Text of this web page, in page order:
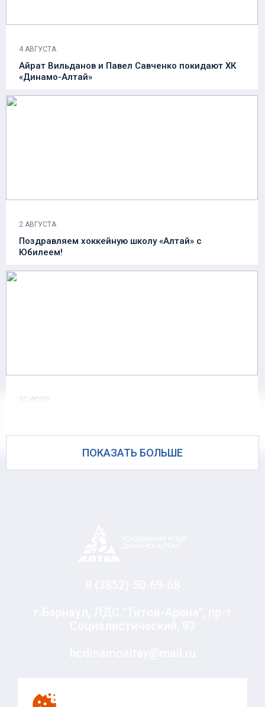
4 АВГУСТА
Айрат Вильданов и Павел Савченко покидают ХК
«Динамо-Алтай»
2 АВГУСТА
Поздравляем хоккейную школу «Алтай» с
Юбилеем!
30 ИЮЛЯ
ПОКАЗАТЬ БОЛЬШЕ
© Хоккейный клуб «Динамо-Алтай», 2010-2020